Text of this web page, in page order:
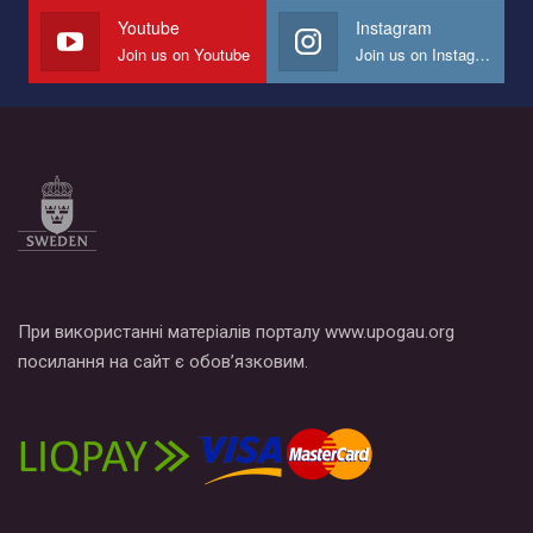
СОГИ в Украине.
Все, что вам нужно сделать - это зайти на наш канал YouTube
по этой ссылке и поставить лайк под видео.
Youtube
Join us on Youtube
Instagram
Join us on Instagram
При використанні матеріалів порталу www.upogau.org
посилання на сайт є обов’язковим.